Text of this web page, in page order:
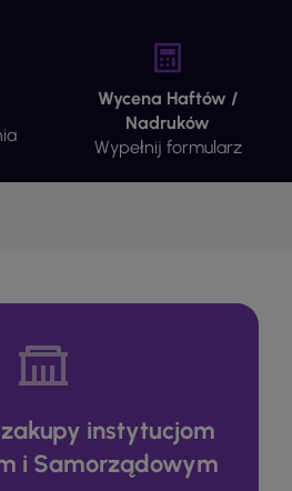
Wycena Haftów /
Nadruków
Wypełnij formularz
instytucjom
i Samorządowym